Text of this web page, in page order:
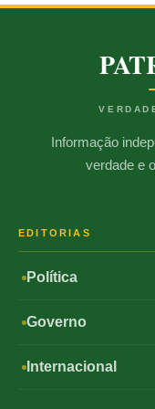
Informação
verdade e
EDITORIAS
Política
Governo
Internacional